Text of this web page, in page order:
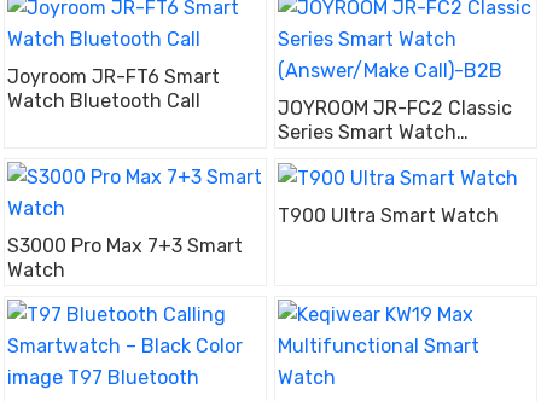
Joyroom JR-FT6 Smart
Watch Bluetooth Call
JOYROOM JR-FC2 Classic
Series Smart Watch
S3000 Pro Max 7+3 Smart
Watch
T900 Ultra Smart Watch